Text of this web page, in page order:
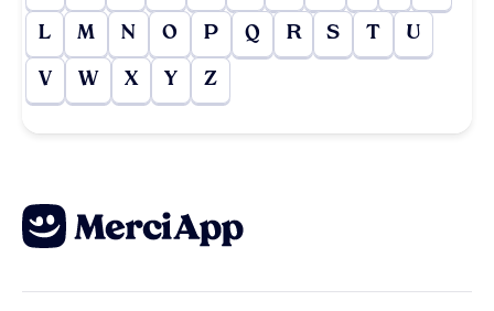
L M N O P Q R S T U
V W X Y Z